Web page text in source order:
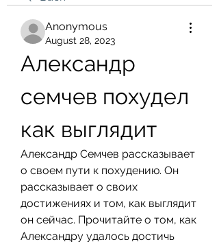
Anonymous
August 28, 2023
Александр
семчев похудел
как выглядит
Александр Семчев рассказывает
о своем пути к похудению. Он
рассказывает о своих
достижениях и том, как выглядит
он сейчас. Прочитайте о том, как
Александру удалось достичь